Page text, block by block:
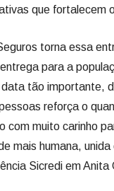
que fortalecem
torna essa
para a
tão importante,
reforça o
com muito carinho
mais humana,
Sicredi em Anita